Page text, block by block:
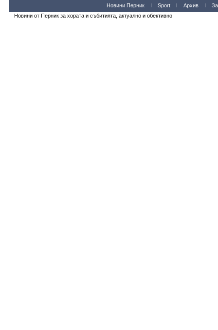
Новини Перник Sport Архив
Новини от Перник за хората и събитията, актуално и обективно